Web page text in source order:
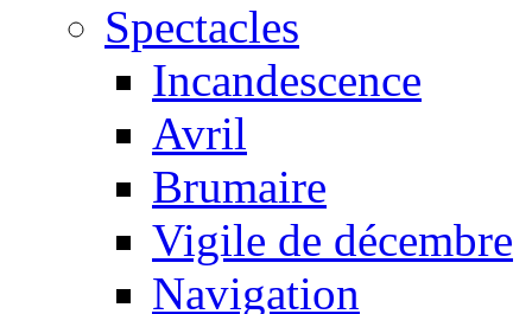
Spectacles
Incandescence
Avril
Brumaire
Vigile de décembre
Navigation